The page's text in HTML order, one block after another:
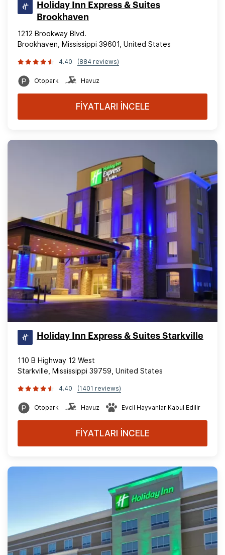
Holiday Inn Express & Suites
Brookhaven
1212 Brookway Blvd.
Brookhaven, Mississippi 39601, United States
4.40 (884 reviews)
Otopark Havuz
FİYATLARI İNCELE
Holiday Inn Express & Suites Starkville
110 B Highway 12 West
Starkville, Mississippi 39759, United States
4.40 (1401 reviews)
Otopark Havuz Evcil Hayvanlar Kabul Edilir
FİYATLARI İNCELE